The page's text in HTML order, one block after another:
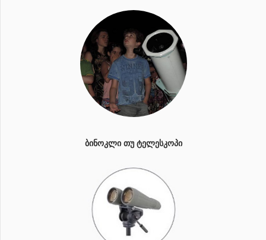
ᲑᲘᲜᲝᲙᲚᲘ ᲗᲣ ᲢᲔᲚᲔᲡᲙᲝᲞᲘ